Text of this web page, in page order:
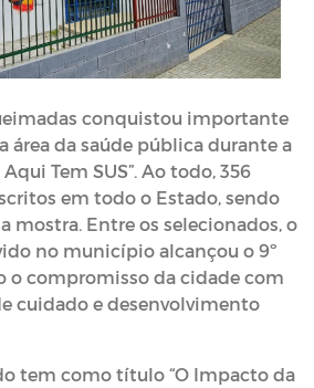
conquistou importante
área da saúde pública durante a
Tem SUS”. Ao todo, 356
em todo o Estado, sendo
mostra. Entre os selecionados, o
no município alcançou o 9º
o compromisso da cidade com
cuidado e desenvolvimento
tem como título “O Impacto da